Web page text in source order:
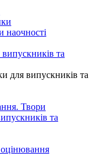
наочності
та
для випускників та
Твори
та